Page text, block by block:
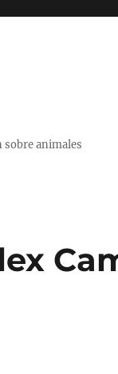
sobre animales